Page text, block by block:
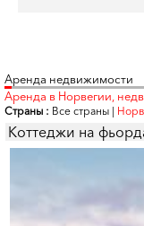
Аренда недвижимости
Аренда в Норвегии,
Страны : Все страны |
Коттеджи на